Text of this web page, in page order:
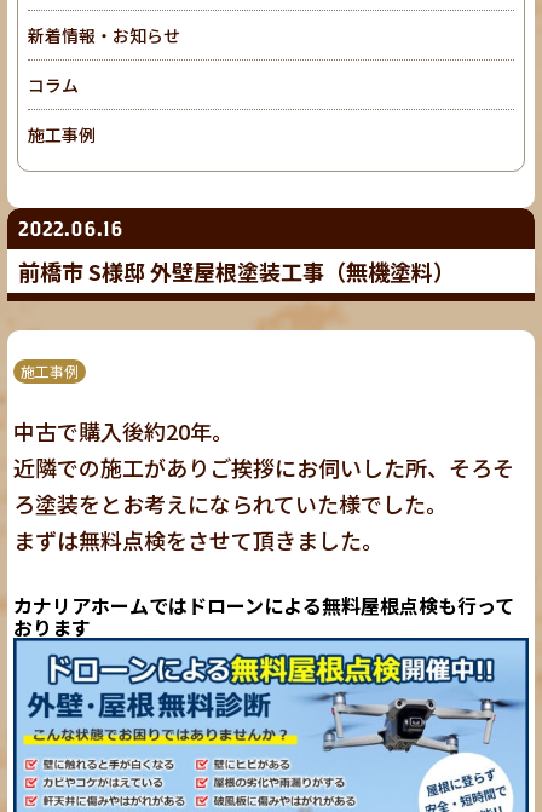
2022.06.16
前橋市 S様邸 外壁屋根塗装工事（無機塗料）
施工事例
中古で購入後約20年。
近隣での施工がありご挨拶にお伺いした所、そろそ
ろ塗装をとお考えになられていた様でした。
まずは無料点検をさせて頂きました。
カナリアホームではドローンによる無料屋根点検も行って
おります
新着情報・お知らせ
コラム
施工事例